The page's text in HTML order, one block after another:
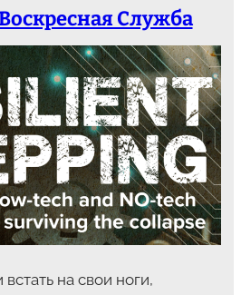
Служба
на свои ноги,